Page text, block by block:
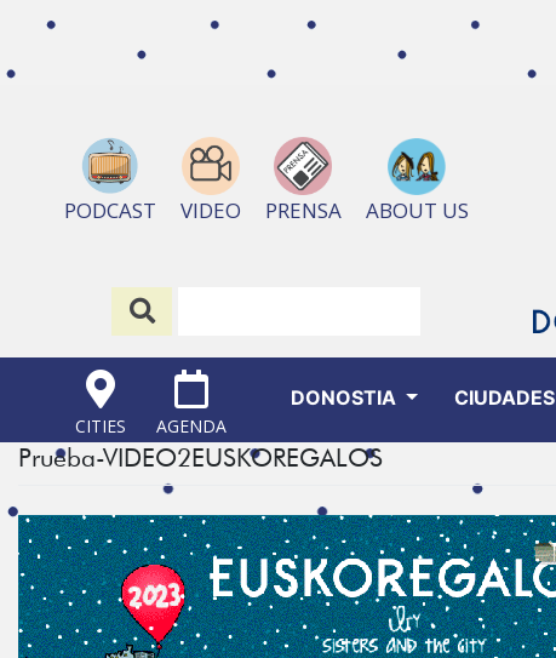
PODCAST VIDEO PRENSA ABOUT US
CITIES AGENDA
DONOSTIA CIUDADES
Prueba-VIDEO2EUSKOREGALOS